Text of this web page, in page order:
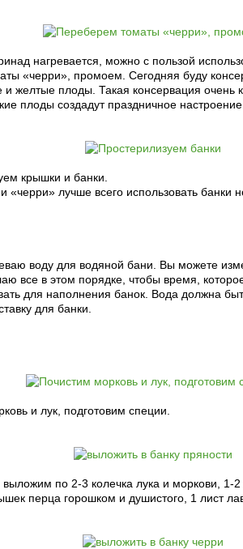
нагревается, можно с пользой
«черри», промоем. Сегодняя буду
и желтые плоды. Такая консервация очень
плоды создадут праздничное настроение.
крышки и банки.
«черри» лучше всего использовать
воду для водяной бани. Вы можете
все в этом порядке, чтобы время,
для наполнения банок. Вода должна
для банки.
и лук, подготовим специи.
по 2-3 колечка лука и моркови, 1-2
перца горошком и душистого, 1 лист